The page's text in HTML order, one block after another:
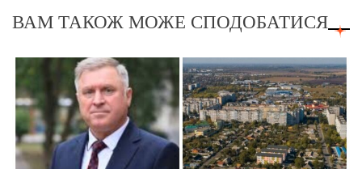
ВАМ ТАКОЖ МОЖЕ СПОДОБАТИСЯ